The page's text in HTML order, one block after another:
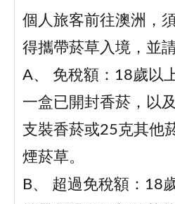
個人旅客前往澳洲，
得攜帶菸草入境，並
A、 免稅額：18歲以
一盒已開封香菸，以
支裝香菸或25克其他
煙菸草。
B、 超過免稅額：18